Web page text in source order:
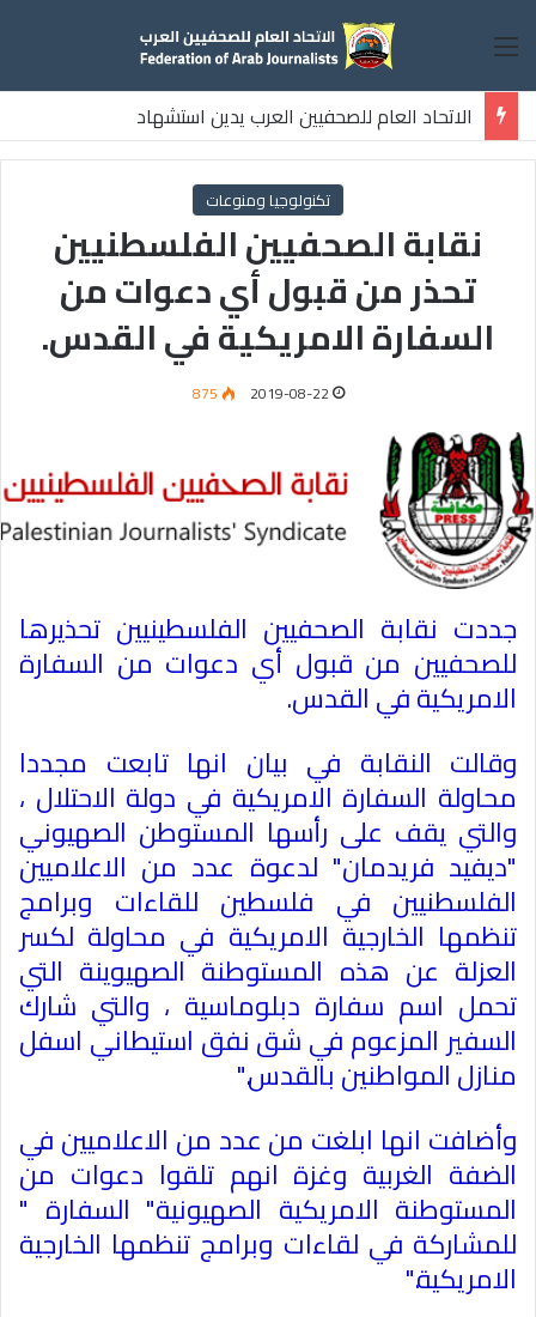
القائمة
الاتحاد العام للصحفيين العرب يدين استشهاد
ثلاثة صحفيين فلسطينيين باستهداف إسرائيلي وسط قطاع غزة
تكنولوجيا ومنوعات
نقابة الصحفيين الفلسطنيين
تحذر من قبول أي دعوات من
السفارة الامريكية في القدس.
2019-08-22
875
جددت نقابة الصحفيين الفلسطينيين تحذيرها
للصحفيين من قبول أي دعوات من السفارة
الامريكية في القدس.
وقالت النقابة في بيان انها تابعت مجددا
محاولة السفارة الامريكية في دولة الاحتلال ،
والتي يقف على رأسها المستوطن الصهيوني
"ديفيد فريدمان" لدعوة عدد من الاعلاميين
الفلسطنيين في فلسطين للقاءات وبرامج
تنظمها الخارجية الامريكية في محاولة لكسر
العزلة عن هذه المستوطنة الصهيوينة التي
تحمل اسم سفارة دبلوماسية ، والتي شارك
السفير المزعوم في شق نفق استيطاني اسفل
منازل المواطنين بالقدس".
وأضافت انها ابلغت من عدد من الاعلاميين في
الضفة الغربية وغزة انهم تلقوا دعوات من
المستوطنة الامريكية الصهيونية" السفارة "
للمشاركة في لقاءات وبرامج تنظمها الخارجية
الامريكية".